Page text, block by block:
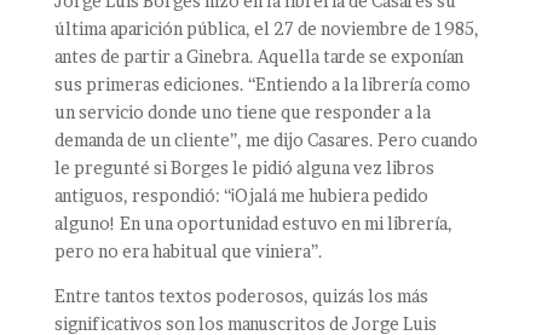
última aparición pública, el 27 de noviembre de 1985,
antes de partir a Ginebra. Aquella tarde se exponían
sus primeras ediciones. “Entiendo a la librería como
un servicio donde uno tiene que responder a la
demanda de un cliente”, me dijo Casares. Pero cuando
le pregunté si Borges le pidió alguna vez libros
antiguos, respondió: “¡Ojalá me hubiera pedido
alguno! En una oportunidad estuvo en mi librería,
pero no era habitual que viniera”.
Entre tantos textos poderosos, quizás los más
significativos son los manuscritos de Jorge Luis